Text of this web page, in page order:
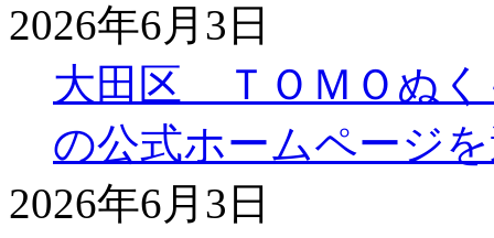
2026年6月3日
大田区 ＴＯＭＯぬく
の公式ホームページ
2026年6月3日